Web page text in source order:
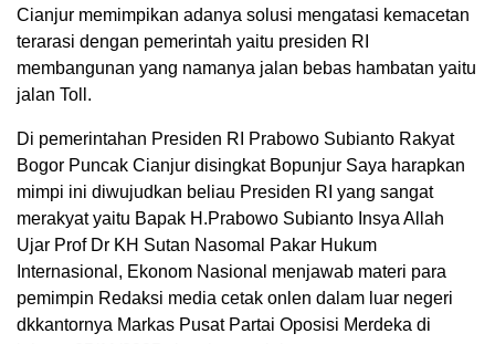
Cianjur memimpikan adanya solusi mengatasi kemacetan
terarasi dengan pemerintah yaitu presiden RI
membangunan yang namanya jalan bebas hambatan yaitu
jalan Toll.
Di pemerintahan Presiden RI Prabowo Subianto Rakyat
Bogor Puncak Cianjur disingkat Bopunjur Saya harapkan
mimpi ini diwujudkan beliau Presiden RI yang sangat
merakyat yaitu Bapak H.Prabowo Subianto Insya Allah
Ujar Prof Dr KH Sutan Nasomal Pakar Hukum
Internasional, Ekonom Nasional menjawab materi para
pemimpin Redaksi media cetak onlen dalam luar negeri
dkkantornya Markas Pusat Partai Oposisi Merdeka di